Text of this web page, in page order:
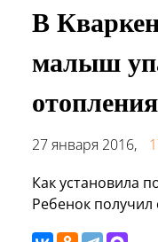
В
малыш
отопления
27 января 2016,
Как установила
Ребенок